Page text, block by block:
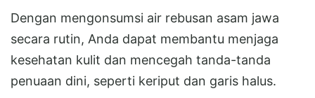
Dengan mengonsumsi air rebusan asam jawa
secara rutin, Anda dapat membantu menjaga
kesehatan kulit dan mencegah tanda-tanda
penuaan dini, seperti keriput dan garis halus.